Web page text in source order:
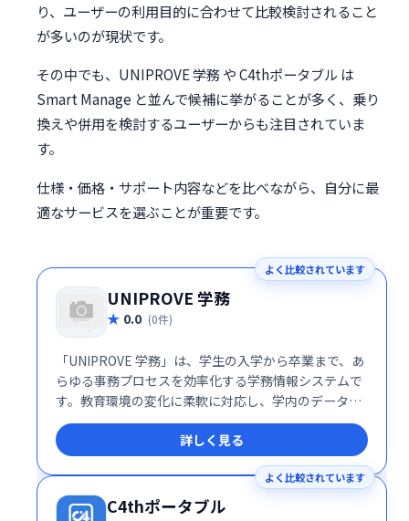
り、ユーザーの利用目的に合わせて比較検討されること
が多いのが現状です。
その中でも、UNIPROVE 学務 や C4thポータブル は
Smart Manage と並んで候補に挙がることが多く、乗り
換えや併用を検討するユーザーからも注目されていま
す。
仕様・価格・サポート内容などを比べながら、自分に最
適なサービスを選ぶことが重要です。
よく比較されています
UNIPROVE 学務
0.0 (0件)
「UNIPROVE 学務」は、学生の入学から卒業まで、あ
らゆる事務プロセスを効率化する学務情報システムで
す。教育環境の変化に柔軟に対応し、学内のデータを
統合的に管理・活用することで、教育の質向上と経営
効率化を実現します。教育評価や大学改革にも役立つ
基盤を提供し、より効果的な意思決定を支援します。
詳しく見る
よく比較されています
C4thポータブル